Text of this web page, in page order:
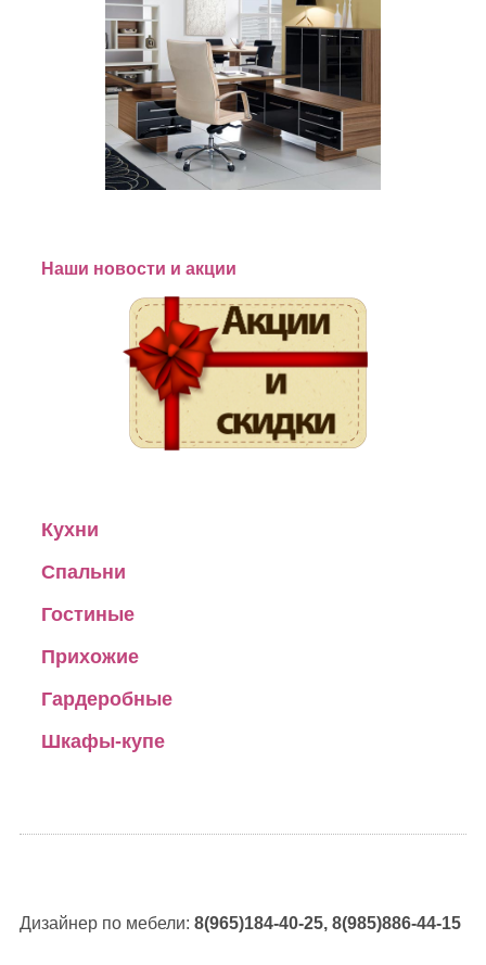
Наши новости и акции
Кухни
Спальни
Гостиные
Прихожие
Гардеробные
Шкафы-купе
Дизайнер по мебели: 8(965)184-40-25, 8(985)886-44-15